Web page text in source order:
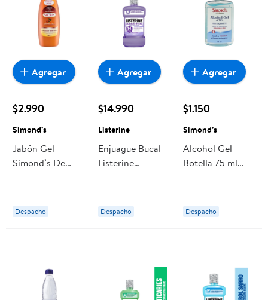
$2.990
Simond’s
Jabón Gel
Simond’s De
Almendra
Botella
Despacho
Agregar
$14.990
Listerine
Enjuague Bucal
Listerine
Despacho
Agregar
$1.150
Simond’s
Alcohol Gel
Botella 75 ml
Despacho
Agregar